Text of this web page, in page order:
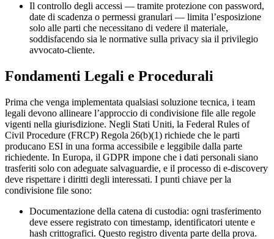
Il controllo degli accessi — tramite protezione con password,
date di scadenza o permessi granulari — limita l’esposizione
solo alle parti che necessitano di vedere il materiale,
soddisfacendo sia le normative sulla privacy sia il privilegio
avvocato‑cliente.
Fondamenti Legali e Procedurali
Prima che venga implementata qualsiasi soluzione tecnica, i team
legali devono allineare l’approccio di condivisione file alle regole
vigenti nella giurisdizione. Negli Stati Uniti, la Federal Rules of
Civil Procedure (FRCP) Regola 26(b)(1) richiede che le parti
producano ESI in una forma accessibile e leggibile dalla parte
richiedente. In Europa, il GDPR impone che i dati personali siano
trasferiti solo con adeguate salvaguardie, e il processo di e‑discovery
deve rispettare i diritti degli interessati. I punti chiave per la
condivisione file sono:
Documentazione della catena di custodia: ogni trasferimento
deve essere registrato con timestamp, identificatori utente e
hash crittografici. Questo registro diventa parte della prova.